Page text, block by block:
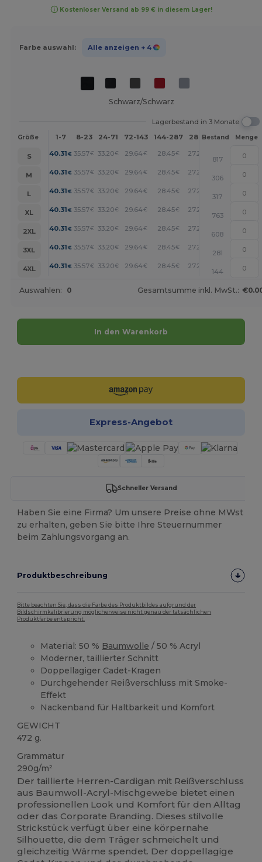
Kostenloser Versand ab 99 € in diesem Lager!
Farbe auswahl: Alle anzeigen + 4
Schwarz/Schwarz
Lagerbestand in 3 Monate
Größe 1-7 8-23 24-71 72-143 144-287 288 + Mehr
Bestand Menge
S 40.31 € 35.57€ 33.20€ 29.64€ 28.45€ 27.27 +
817
M
40.31 € 35.57€ 33.20€ 29.64€ 28.45€ 27.27 +
306
L
40.31 € 35.57€ 33.20€ 29.64€ 28.45€ 27.27 +
317
XL
40.31 € 35.57€ 33.20€ 29.64€ 28.45€ 27.27 +
763
2XL
40.31 € 35.57€ 33.20€ 29.64€ 28.45€ 27.27 +
608
3XL
40.31 € 35.57€ 33.20€ 29.64€ 28.45€ 27.27 +
281
4XL
40.31 € 35.57€ 33.20€ 29.64€ 28.45€ 27.27 +
144
Auswahlen: 0 Gesamtsumme inkl. MwSt.:
In den Warenkorb
Express-Angebot
Schneller Versand
Haben Sie eine Firma? Um unsere Preise ohne MWst
zu erhalten, geben Sie bitte Ihre Steuernummer
beim Zahlungsvorgang an.
Produktbeschreibung
Bitte beachten Sie, dass die Farbe des Produktbildes aufgrund der
Bildschirmkalibrierung möglicherweise nicht genau der tatsächlichen
Produktfarbe entspricht.
Material: 50 % Baumwolle / 50 % Acryl
Moderner, taillierter Schnitt
Doppellagiger Cadet-Kragen
Durchgehender Reißverschluss mit Smoke-
Effekt
Nackenband für Haltbarkeit und Komfort
GEWICHT
472 g.
Grammatur
290g/m²
Der taillierte Herren-Cardigan mit Reißverschluss
aus Baumwoll-Acryl-Mischgewebe bietet einen
professionellen Look und Komfort für den Alltag
oder das Corporate Branding. Dieses stilvolle
Strickstück verfügt über eine körpernahe
Silhouette, die dem Träger schmeichelt und
gleichzeitig Wärme spendet. Der doppellagige